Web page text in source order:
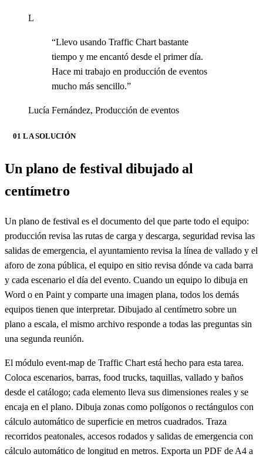
L
“Llevo usando Traffic Chart bastante
tiempo y me encantó desde el primer día.
Hace mi trabajo en producción de eventos
mucho más sencillo.”
Lucía Fernández, Producción de eventos
01 LA SOLUCIÓN
Un plano de festival dibujado al
centímetro
Un plano de festival es el documento del que parte todo el equipo:
producción revisa las rutas de carga y descarga, seguridad revisa las
salidas de emergencia, el ayuntamiento revisa la línea de vallado y el
aforo de zona pública, el equipo en sitio revisa dónde va cada barra
y cada escenario el día del evento. Cuando un equipo lo dibuja en
Word o en Paint y comparte una imagen plana, todos los demás
equipos tienen que interpretar. Dibujado al centímetro sobre un
plano a escala, el mismo archivo responde a todas las preguntas sin
una segunda reunión.
El módulo event-map de Traffic Chart está hecho para esta tarea.
Coloca escenarios, barras, food trucks, taquillas, vallado y baños
desde el catálogo; cada elemento lleva sus dimensiones reales y se
encaja en el plano. Dibuja zonas como polígonos o rectángulos con
cálculo automático de superficie en metros cuadrados. Traza
recorridos peatonales, accesos rodados y salidas de emergencia con
cálculo automático de longitud en metros. Exporta un PDF de A4 a